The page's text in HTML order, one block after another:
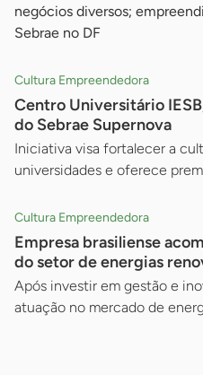
negócios diversos;
Sebrae no DF
Cultura Empreendedora
Centro Universitário
do Sebrae Supernova
Iniciativa visa fortalecer a
universidades e oferece
Cultura Empreendedora
Empresa brasiliense
do setor de energias
Após investir em gestão e
atuação no mercado de